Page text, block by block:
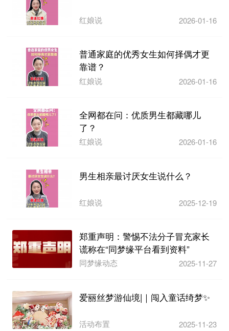
红娘说 2026-01-16
普通家庭的优秀女生如何择偶才更
靠谱？
红娘说 2026-01-16
全网都在问：优质男生都藏哪儿
了？
红娘说 2026-01-16
男生相亲最讨厌女生说什么？
红娘说 2025-12-19
郑重声明：警惕不法分子冒充家长
谎称在“同梦缘平台看到资料”
同梦缘动态 2025-11-27
爱丽丝梦游仙境|｜闯入童话绮梦✨
活动布置 2025-11-23